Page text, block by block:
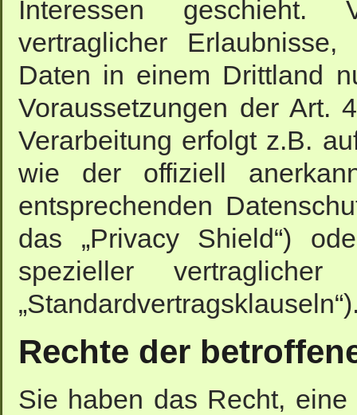
Interessen geschieht.
vertraglicher
Daten in einem Drittland
Voraussetzungen der Art.
Verarbeitung erfolgt z.B.
wie der offiziell
entsprechenden
das „Privacy Shield“)
spezieller
Rechte der
Sie haben das Recht,